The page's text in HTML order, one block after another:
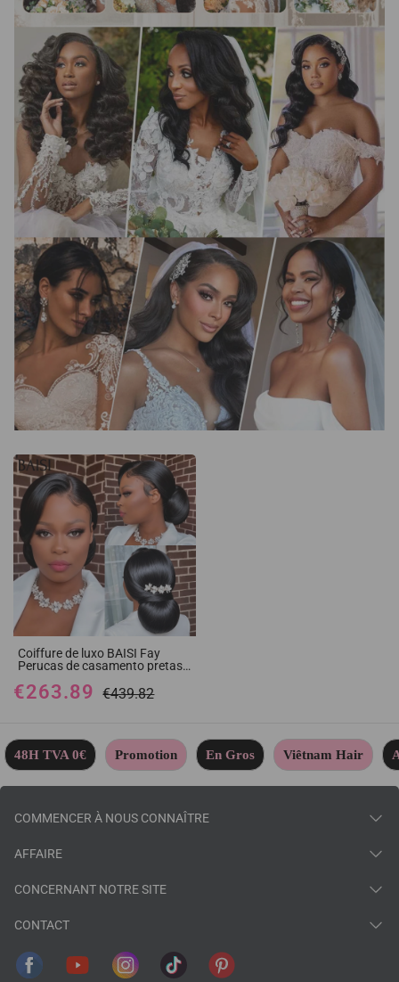
Coiffure de luxo BAISI Fay
Perucas de casamento pretas,
personalização como no vídeo,
100% idêntico com frontal em
€263.89 €439.82
48H TVA 0€ Promotion En Gros Viêtnam Hair
COMMENCER À NOUS CONNAÎTRE
AFFAIRE
CONCERNANT NOTRE SITE
CONTACT